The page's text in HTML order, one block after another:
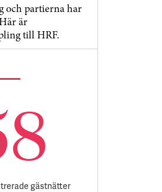
och partierna har
är
till HRF.
gästnätter